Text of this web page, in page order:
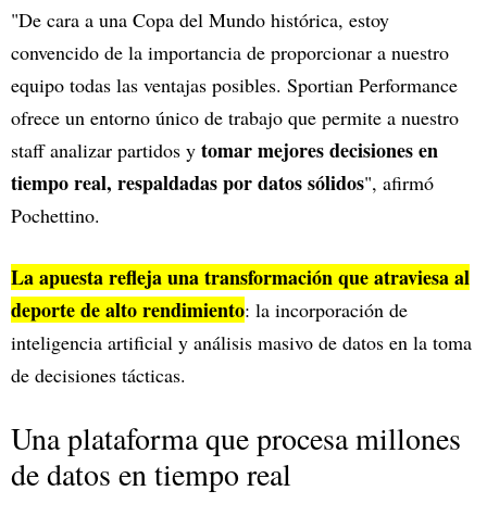
"De cara a una Copa del Mundo histórica, estoy
convencido de la importancia de proporcionar a nuestro
equipo todas las ventajas posibles. Sportian Performance
ofrece un entorno único de trabajo que permite a nuestro
staff analizar partidos y tomar mejores decisiones en
tiempo real, respaldadas por datos sólidos", afirmó
Pochettino.
La apuesta refleja una transformación que atraviesa al
deporte de alto rendimiento: la incorporación de
inteligencia artificial y análisis masivo de datos en la toma
de decisiones tácticas.
Una plataforma que procesa millones
de datos en tiempo real